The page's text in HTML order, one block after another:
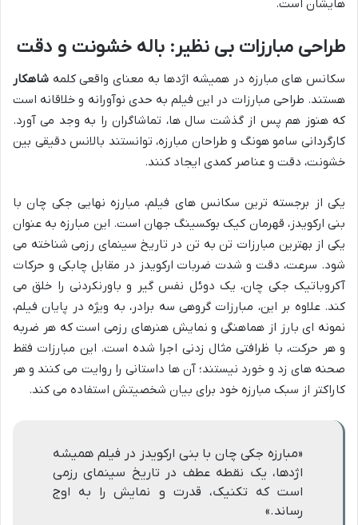
هایشان است.
طراحی مبارزات بی نظیر: باله خشونت و دقت
سکانس های مبارزه در همیشه اژدها به معنای واقعی کلمه شاهکار
هستند. طراحی مبارزات در این فیلم به حدی نوآورانه و خلاقانه است
که هنوز هم پس از گذشت سال ها، تماشاگران را به وجد می آورد.
کارگردانی سامو هونگ و طراحان مبارزه، توانستند بالانس دقیقی بین
خشونت، دقت و عناصر کمدی ایجاد کنند.
یکی از برجسته ترین سکانس های فیلم، مبارزه نهایی جکی چان با
بنی ارکویدز، قهرمان کیک بوکسینگ جهان است. این مبارزه به عنوان
یکی از بهترین مبارزات تن به تن در تاریخ سینمای رزمی شناخته می
شود. سرعت، دقت و شدت ضربات ارکویدز در مقابل چابکی و حرکات
آکروباتیک جکی چان، یک دوئل نفس گیر و باورنکردنی را خلق می
کند. علاوه بر این، مبارزات گروهی سه برادر، به ویژه در پایان فیلم،
نمونه ای بارز از هماهنگی و نمایش هنرهای رزمی است که هر ضربه
و هر حرکت، با ظرافتی مثال زدنی اجرا شده است. این مبارزات فقط
صحنه های زد و خورد نیستند؛ آن ها داستانی را روایت می کنند و هر
کاراکتر از سبک مبارزه خود برای بیان شخصیتش استفاده می کند.
«مبارزه جکی چان با بنی ارکویدز در فیلم همیشه
اژدها، یک نقطه عطف در تاریخ سینمای رزمی
است که تکنیک، قدرت و نمایش را به اوج
رساند.»